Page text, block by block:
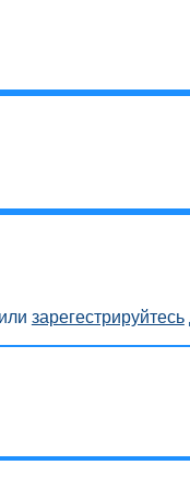
зарегестрируйтесь